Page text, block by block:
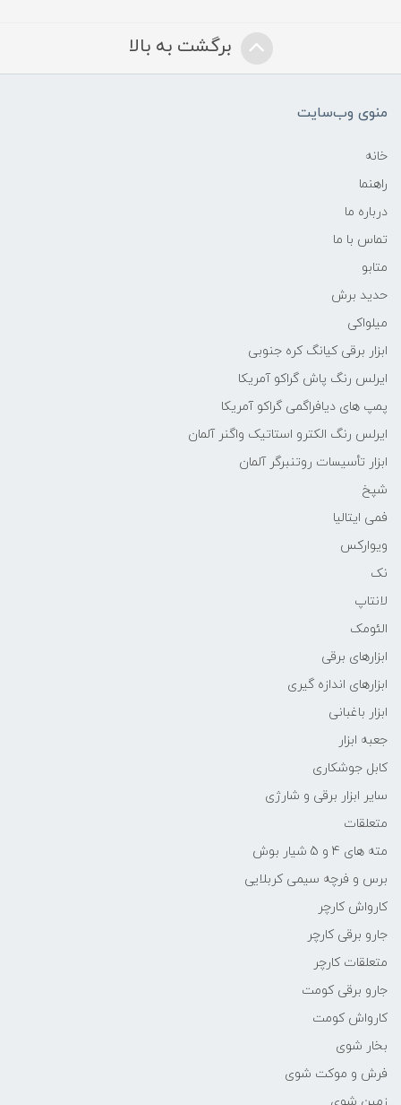
برگشت به بالا
منوی وب‌سایت
خانه
راهنما
درباره ما
تماس با ما
متابو
حدید برش
میلواکی
ابزار برقی کیانگ کره جنوبی
ایرلس رنگ پاش گراکو آمریکا
پمپ های دیافراگمی گراکو آمریکا
ایرلس رنگ الکترو استاتیک واگنر آلمان
ابزار تأسیسات روتنبرگر آلمان
شپخ
فمی ایتالیا
ویوارکس
نک
لانتاپ
الئومک
ابزارهای برقی
ابزارهای اندازه گیری
ابزار باغبانی
جعبه ابزار
کابل جوشکاری
سایر ابزار برقی و شارژی
متعلقات
مته های 4 و 5 شیار بوش
برس و فرچه سیمی کربلایی
کارواش کارچر
جارو برقی کارچر
متعلقات کارچر
جارو برقی کومت
کارواش کومت
بخار شوی
فرش و موکت شوی